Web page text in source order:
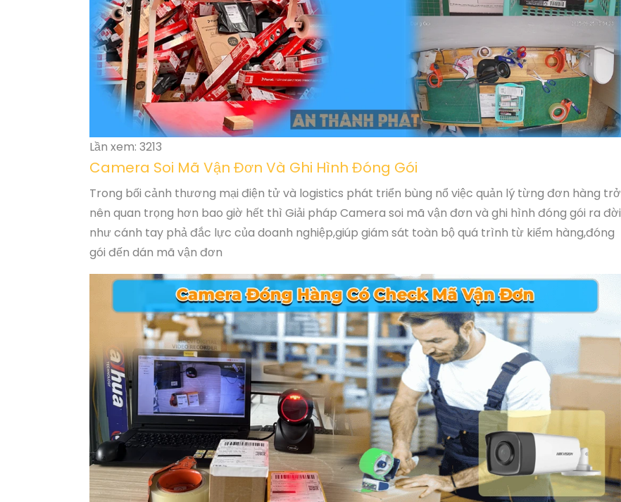
Lần xem: 3213
Camera Soi Mã Vận Đơn Và Ghi Hình Đóng Gói
Trong bối cảnh thương mại điện tử và logistics phát triển bùng nổ việc quản lý từng đơn hàng trở
nên quan trọng hơn bao giờ hết thì Giải pháp Camera soi mã vận đơn và ghi hình đóng gói ra đời
như cánh tay phả đắc lực của doanh nghiệp,giúp giám sát toàn bộ quá trình từ kiểm hàng,đóng
gói đến dán mã vận đơn